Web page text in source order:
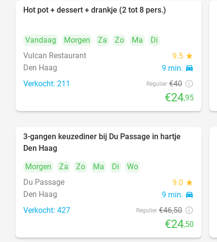
Hot pot + dessert + drankje (2 tot 8 pers.)
Vandaag Morgen Za Zo Ma
Di
Vulcan Restaurant
9.5 star
Den Haag 9 min. directions_car
Verkocht: 211 Regulier €40
€24,95
47%
3-gangen keuzediner bij Du Passage in hartje
Den Haag
Morgen
Za Zo Ma Di
Wo
Du Passage
9.0 star
Den Haag 9 min. directions_car
Verkocht: 427 Regulier €46,50
€24,50